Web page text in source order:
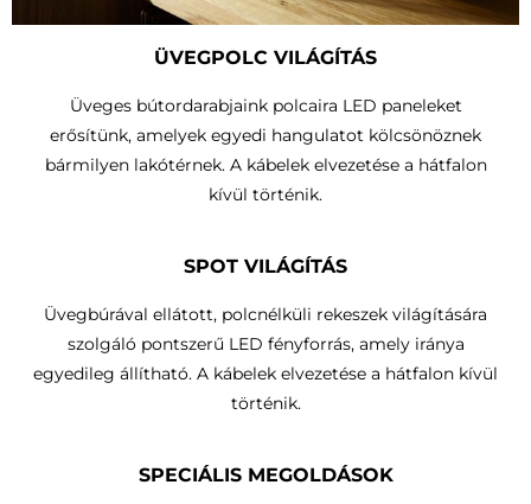
ÜVEGPOLC VILÁGÍTÁS
Üveges bútordarabjaink polcaira LED paneleket
erősítünk, amelyek egyedi hangulatot kölcsönöznek
bármilyen lakótérnek. A kábelek elvezetése a hátfalon
kívül történik.
SPOT VILÁGÍTÁS
Üvegbúrával ellátott, polcnélküli rekeszek világítására
szolgáló pontszerű LED fényforrás, amely iránya
egyedileg állítható. A kábelek elvezetése a hátfalon kívül
történik.
SPECIÁLIS MEGOLDÁSOK